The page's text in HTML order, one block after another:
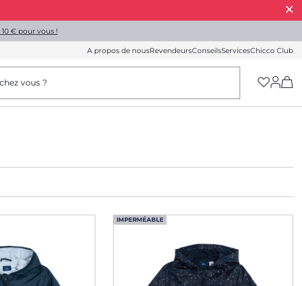
€ pour vous !
A propos de nousRevendeursConseilsServicesChicco Club
vous ?
IMPERMÉABLE